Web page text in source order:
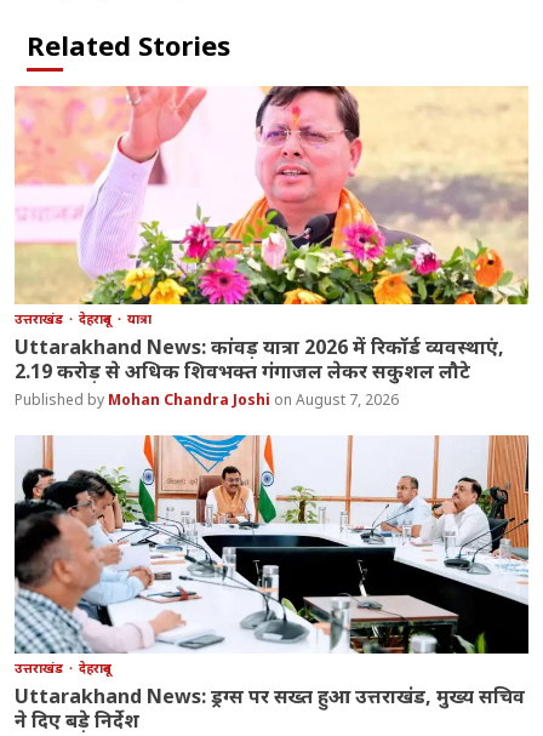
Related Stories
उत्तराखंड देहरादून यात्रा
Uttarakhand News: कांवड़ यात्रा 2026 में रिकॉर्ड व्यवस्थाएं,
2.19 करोड़ से अधिक शिवभक्त गंगाजल लेकर सकुशल लौटे
Mohan Chandra Joshi August 7, 2026
उत्तराखंड देहरादून
Uttarakhand News: ड्रग्स पर सख्त हुआ उत्तराखंड, मुख्य सचिव
ने दिए बड़े निर्देश